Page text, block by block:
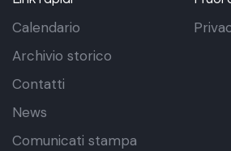
Calendario
Archivio storico
Contatti
News
Comunicati stampa